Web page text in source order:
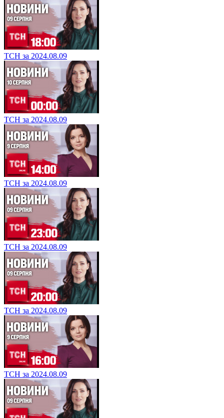
ТСН за 2024.08.09
ТСН за 2024.08.09
ТСН за 2024.08.09
ТСН за 2024.08.09
ТСН за 2024.08.09
ТСН за 2024.08.09